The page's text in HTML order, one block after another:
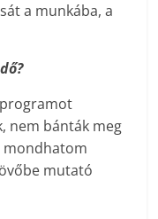
a munkába, a
programot
nem bánták meg
mondhatom
mutató